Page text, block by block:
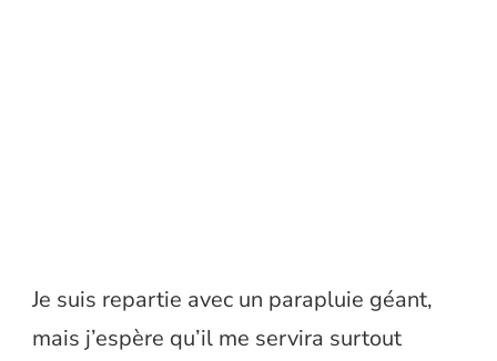
Je suis repartie avec un parapluie géant,
mais j’espère qu’il me servira surtout